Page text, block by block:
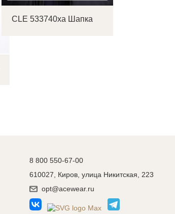
CLE 533740ха Шапка
8 800 550-67-00
610027, Киров, улица Никитская, 223
opt@acewear.ru